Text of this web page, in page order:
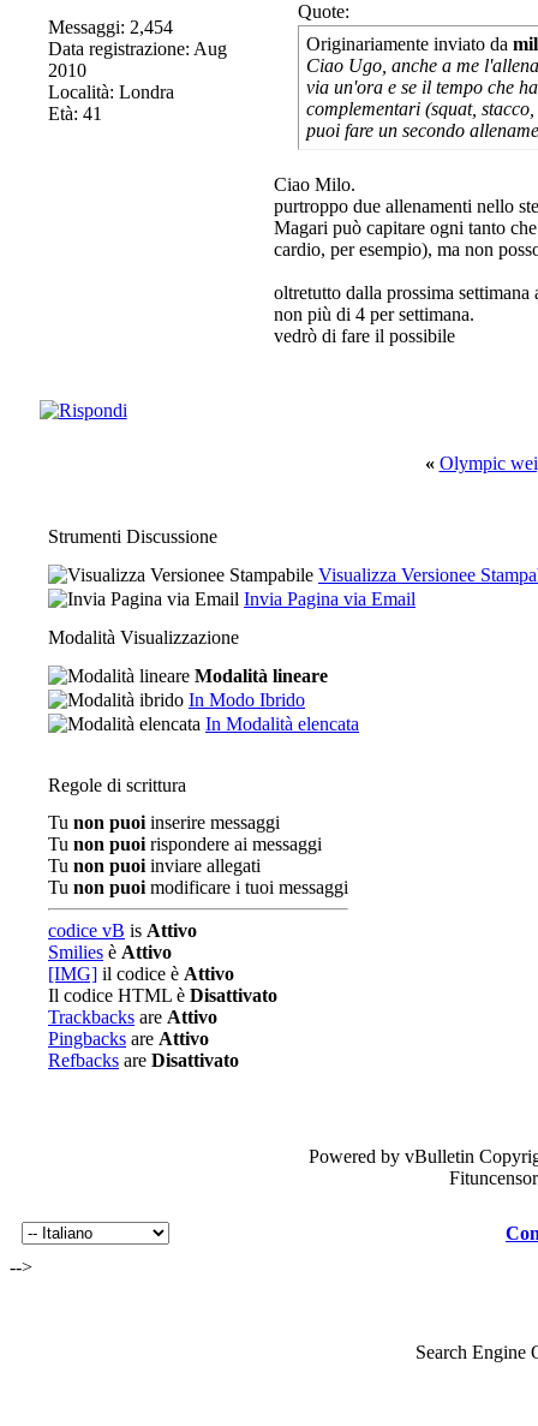
Messaggi: 2,454
Data registrazione: Aug
2010
Località: Londra
Età: 41
Quote:
Originariamente inviato da
Ciao Ugo, anche a me
via un'ora e se il tempo che
complementari (squat,
puoi fare un secondo
Ciao Milo.
purtroppo due allenamenti nello
Magari può capitare ogni tanto
cardio, per esempio), ma non
oltretutto dalla prossima
non più di 4 per settimana.
vedrò di fare il possibile
« Olympic
Strumenti Discussione
Visualizza Versionee
Invia Pagina via Email
Modalità Visualizzazione
Modalità lineare
In Modo Ibrido
In Modalità elencata
Regole di scrittura
Tu non puoi inserire messaggi
Tu non puoi rispondere ai messaggi
Tu non puoi inviare allegati
Tu non puoi modificare i tuoi messaggi
codice vB is Attivo
Smilies è Attivo
[IMG] il codice è Attivo
Il codice HTML è Disattivato
Trackbacks are Attivo
Pingbacks are Attivo
Refbacks are Disattivato
Powered by vBulletin
-->
Search Engine